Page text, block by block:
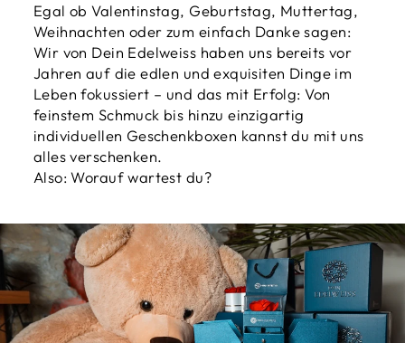
Egal ob Valentinstag, Geburtstag, Muttertag,
Weihnachten oder zum einfach Danke sagen:
Wir von Dein Edelweiss haben uns bereits vor
Jahren auf die edlen und exquisiten Dinge im
Leben fokussiert – und das mit Erfolg: Von
feinstem Schmuck bis hinzu einzigartig
individuellen Geschenkboxen kannst du mit uns
alles verschenken.
Also: Worauf wartest du?